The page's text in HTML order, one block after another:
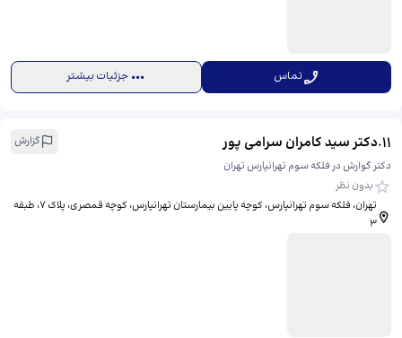
تماس جزئیات بیشتر
11
.دکتر سید کامران سرامی پور
گزارش
دکتر گوارش در فلکه سوم تهرانپارس تهران
بدون نظر
تهران، فلکه سوم تهرانپارس، کوچه پایین بیمارستان تهرانپارس، کوچه قمصری، پلاک 7، طبقه
3